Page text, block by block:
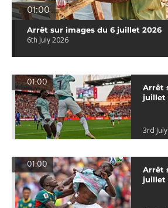
01:00
Arrêt sur images du 6 juillet 2026
6th July 2026
01:00
Arrêt
juillet
3rd
01:00
Arrêt
juillet